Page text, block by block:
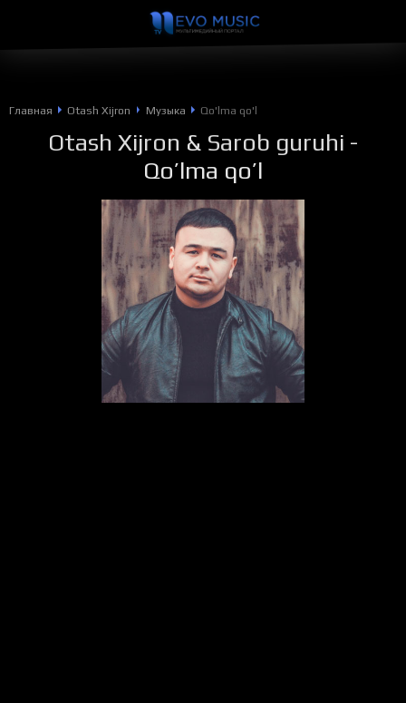
Главная Otash Xijron Музыка Qo'lma qo'l
Otash Xijron & Sarob guruhi -
Qo’lma qo’l